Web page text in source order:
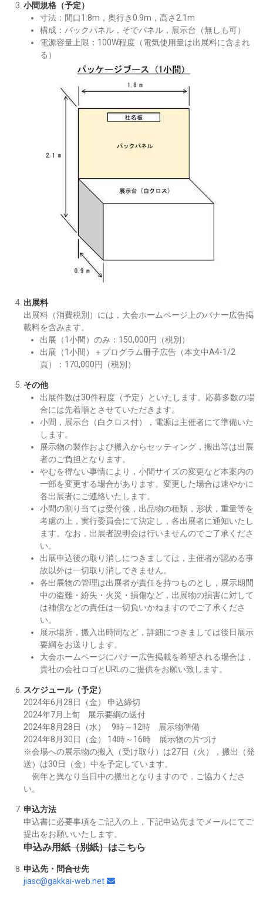
小間規格（予定）
寸法：間口1.8m，奥行き0.9m，高さ2.1m
構成：バックパネル，そでパネル，展示台（無しも可）
電源容量上限：100W程度（電気使用量は出展料に含まれ
る）
出展料
出展料（消費税別）には，大会ホームページ上のバナー広告掲
載料を含みます。
出展（1小間）のみ：150,000円（税別）
出展（1小間）＋プログラム冊子広告（本文中A4-1/2
頁）：170,000円（税別）
その他
出展件数は30件程度（予定）といたします。応募多数の場
合には先着順とさせていただきます。
小間，展示台（白クロス付），電源は主催者にて準備いた
します。
展示物の製作および搬入からセッティング，搬出等は出展
者のご負担となります。
やむを得ない事情により，小間サイズの変更など本案内の
一部を変更する場合があります。変更した場合は速やかに
各出展者にご連絡いたします。
小間の割り当ては受付後，出品物の種類，形状，重量等を
考慮の上，実行委員会にて決定し，各出展者に通知いたし
ます。なお，出展者説明会は行いませんのでご了承くださ
い。
出展申込後の取り消しにつきましては，主催者が認める事
故以外は一切取り消しできません。
各出展物の管理は出展者が責任を持つものとし，展示期間
中の盗難・紛失・火災・損傷など，出展物の損害に対して
は補償などの責任は一切負いかねますのでご了承くださ
い。
展示場所，搬入出時間など，詳細につきましては後日展示
要綱をお送りします。
大会ホームページにバナー広告掲載を希望される場合は，
貴社の会社ロゴとURLのご提供をお願い致します。
スケジュール（予定）
2024年6月28日（金） 申込締切
2024年7月上旬 展示要綱の送付
2024年8月28日（水） 9時～12時 展示物準備
2024年8月30日（金） 14時～16時 展示物の片づけ
※会場への展示物の搬入（受け取り）は27日（火），搬出（発
送）は30日（金）中を予定しています。
例年と異なり当日中の搬出となりますので，ご協力くださ
い。
申込方法
申込書に必要事項をご記入の上，下記申込先までメールにてご
提出をお願いいたします。
申込み用紙（別紙）はこちら
申込先・問合せ先
jiasc@gakkai-web.net